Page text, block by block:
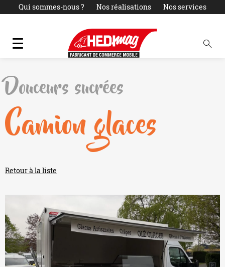
Qui sommes-nous ? Nos réalisations
Nos services
Douceurs sucrées
Camion glaces
Retour à la liste